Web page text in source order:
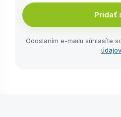
Pridať
Odoslaním e-⁠mailu súhlasíte
údajov